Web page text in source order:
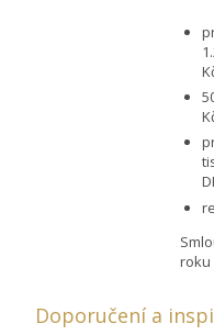
roku
Doporučení a